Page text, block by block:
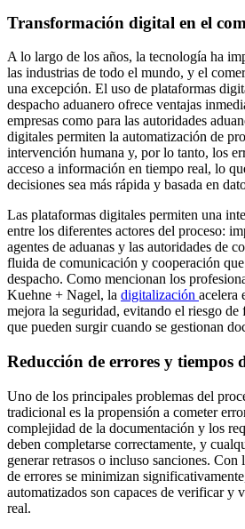
Transformación digital en el
A lo largo de los años, la tecnología ha
las industrias de todo el mundo, y el
una excepción. El uso de plataformas
despacho aduanero ofrece ventajas
empresas como para las autoridades
digitales permiten la automatización de
intervención humana y, por lo tanto, los
acceso a información en tiempo real, lo
decisiones sea más rápida y basada en
Las plataformas digitales permiten una
entre los diferentes actores del proceso:
agentes de aduanas y las autoridades de
fluida de comunicación y cooperación
despacho. Como mencionan los
Kuehne + Nagel, la digitalización acelera
mejora la seguridad, evitando el riesgo de
que pueden surgir cuando se gestionan
Reducción de errores y tiempos
Uno de los principales problemas del
tradicional es la propensión a cometer
complejidad de la documentación y los
deben completarse correctamente, y
generar retrasos o incluso sanciones.
de errores se minimizan
automatizados son capaces de verificar y
real.